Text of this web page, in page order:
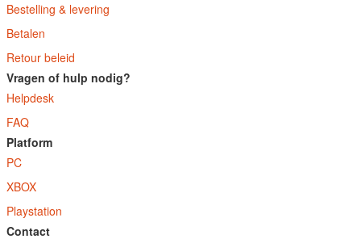
Bestelling & levering
Betalen
Retour beleid
Vragen of hulp nodig?
Helpdesk
FAQ
Platform
PC
XBOX
Playstation
Contact